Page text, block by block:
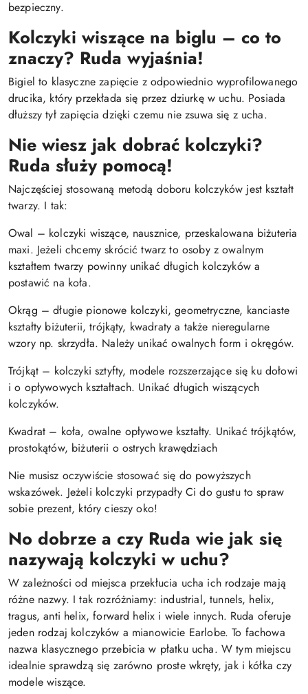
bezpieczny.
Kolczyki wiszące na biglu – co to
znaczy? Ruda wyjaśnia!
Bigiel to klasyczne zapięcie z odpowiednio wyprofilowanego
drucika, który przekłada się przez dziurkę w uchu. Posiada
dłuższy tył zapięcia dzięki czemu nie zsuwa się z ucha.
Nie wiesz jak dobrać kolczyki?
Ruda służy pomocą!
Najczęściej stosowaną metodą doboru kolczyków jest kształt
twarzy. I tak:
Owal – kolczyki wiszące, nausznice, przeskalowana biżuteria
maxi. Jeżeli chcemy skrócić twarz to osoby z owalnym
kształtem twarzy powinny unikać długich kolczyków a
postawić na koła.
Okrąg – długie pionowe kolczyki, geometryczne, kanciaste
kształty biżuterii, trójkąty, kwadraty a także nieregularne
wzory np. skrzydła. Należy unikać owalnych form i okręgów.
Trójkąt – kolczyki sztyfty, modele rozszerzające się ku dołowi
i o opływowych kształtach. Unikać długich wiszących
kolczyków.
Kwadrat – koła, owalne opływowe kształty. Unikać trójkątów,
prostokątów, biżuterii o ostrych krawędziach
Nie musisz oczywiście stosować się do powyższych
wskazówek. Jeżeli kolczyki przypadły Ci do gustu to spraw
sobie prezent, który cieszy oko!
No dobrze a czy Ruda wie jak się
nazywają kolczyki w uchu?
W zależności od miejsca przekłucia ucha ich rodzaje mają
różne nazwy. I tak rozróżniamy: industrial, tunnels, helix,
tragus, anti helix, forward helix i wiele innych. Ruda oferuje
jeden rodzaj kolczyków a mianowicie Earlobe. To fachowa
nazwa klasycznego przebicia w płatku ucha. W tym miejscu
idealnie sprawdzą się zarówno proste wkręty, jak i kółka czy
modele wiszące.